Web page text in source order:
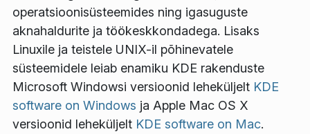
operatsioonisüsteemides ning igasuguste
aknahaldurite ja töökeskkondadega. Lisaks
Linuxile ja teistele UNIX-il põhinevatele
süsteemidele leiab enamiku KDE rakenduste
Microsoft Windowsi versioonid leheküljelt KDE
software on Windows ja Apple Mac OS X
versioonid leheküljelt KDE software on Mac.